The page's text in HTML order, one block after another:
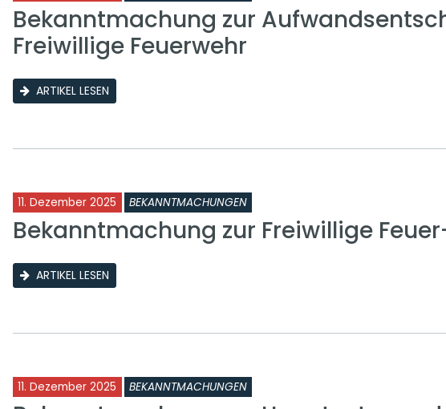
Bekanntmachung zur
Freiwillige Feuerwehr
ARTIKEL LESEN
11. Dezember 2025 BEKANNTMACHUNGEN
Bekanntmachung zur Freiwillige
ARTIKEL LESEN
11. Dezember 2025 BEKANNTMACHUNGEN